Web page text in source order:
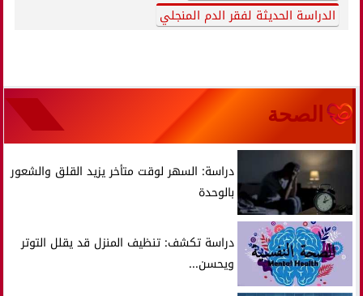
الدراسة الحديثة لفقر الدم المنجلي
الصحة
دراسة: السهر لوقت متأخر يزيد القلق والشعور
بالوحدة
دراسة تكشف: تنظيف المنزل قد يقلل التوتر
ويحسن...